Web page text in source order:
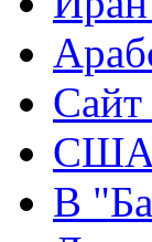
Сайт
США
В